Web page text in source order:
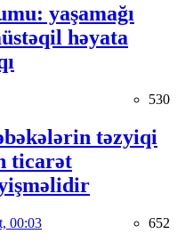
yaşamağı
həyata
530
təzyiqi
ticarət
00:03 652